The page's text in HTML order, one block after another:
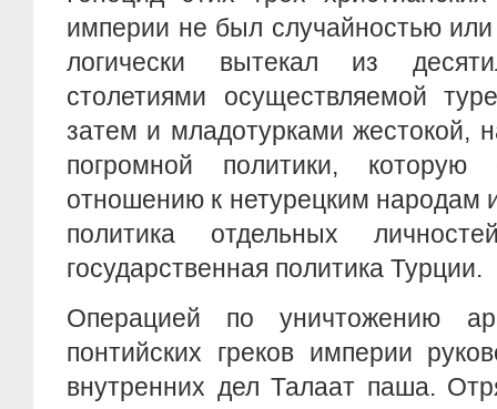
империи не был случайностью
логически вытекал из
столетиями осуществляемой
затем и младотурками жестокой,
погромной политики,
отношению к нетурецким народам
политика отдельных
государственная политика Турции.
Операцией по уничтожению
понтийских греков империи
внутренних дел Талаат паша.